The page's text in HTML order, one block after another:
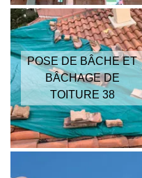
POSE DE BÂCHE ET
BÂCHAGE DE
TOITURE 38